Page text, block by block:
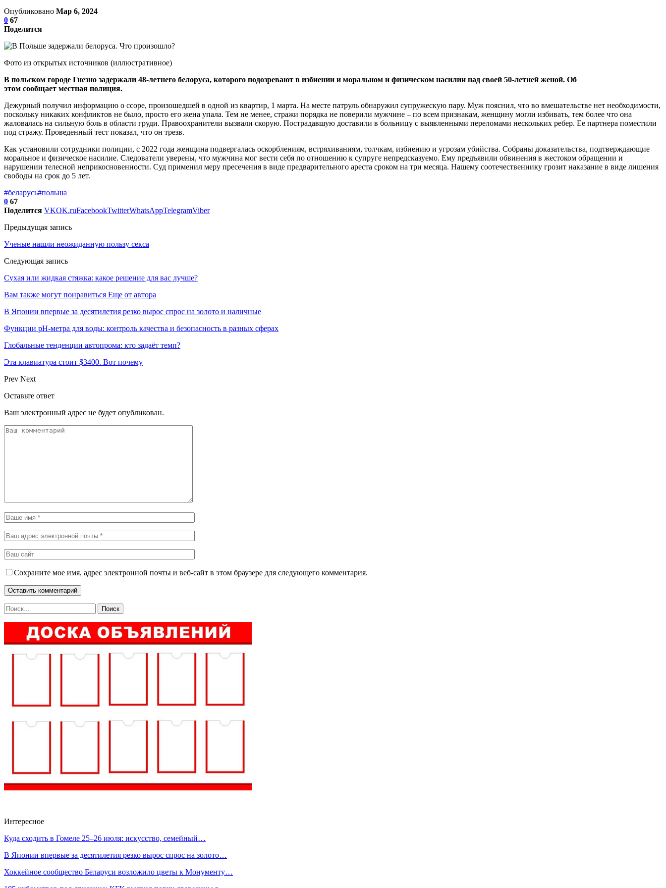
Опубликовано Мар 6, 2024
0 67
Поделится
Фото из открытых источников (иллюстративное)
В польском городе Гнезно задержали 48-летнего белоруса, которого подозревают в избиении и моральном и физическом насилии над своей 50-летней женой. Об
этом сообщает местная полиция.
Дежурный получил информацию о ссоре, произошедшей в одной из квартир, 1 марта. На месте патруль обнаружил супружескую пару. Муж пояснил, что во вмешательстве нет необходимости,
поскольку никаких конфликтов не было, просто его жена упала. Тем не менее, стражи порядка не поверили мужчине – по всем признакам, женщину могли избивать, тем более что она
жаловалась на сильную боль в области груди. Правоохранители вызвали скорую. Пострадавшую доставили в больницу с выявленными переломами нескольких ребер. Ее партнера поместили
под стражу. Проведенный тест показал, что он трезв.
Как установили сотрудники полиции, с 2022 года женщина подвергалась оскорблениям, встряхиваниям, толчкам, избиению и угрозам убийства. Собраны доказательства, подтверждающие
моральное и физическое насилие. Следователи уверены, что мужчина мог вести себя по отношению к супруге непредсказуемо. Ему предъявили обвинения в жестоком обращении и
нарушении телесной неприкосновенности. Суд применил меру пресечения в виде предварительного ареста сроком на три месяца. Нашему соотечественнику грозит наказание в виде лишения
свободы на срок до 5 лет.
#беларусь#польша
0 67
Поделится VKOK.ruFacebookTwitterWhatsAppTelegramViber
Предыдущая запись
Ученые нашли неожиданную пользу секса
Следующая запись
Сухая или жидкая стяжка: какое решение для вас лучше?
Вам также могут понравиться Еще от автора
В Японии впервые за десятилетия резко вырос спрос на золото и наличные
Функции pH-метра для воды: контроль качества и безопасность в разных сферах
Глобальные тенденции автопрома: кто задаёт темп?
Эта клавиатура стоит $3400. Вот почему
Prev Next
Оставьте ответ
Ваш электронный адрес не будет опубликован.
Сохраните мое имя, адрес электронной почты и веб-сайт в этом браузере для следующего комментария.
Интересное
Куда сходить в Гомеле 25–26 июля: искусство, семейный…
В Японии впервые за десятилетия резко вырос спрос на золото…
Хоккейное сообщество Беларуси возложило цветы к Монументу…